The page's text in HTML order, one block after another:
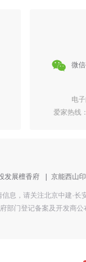
 微
电
爱家热线
发展檀香府 京能西山印
息，请关注北京中建·长
部门登记备案及开发商